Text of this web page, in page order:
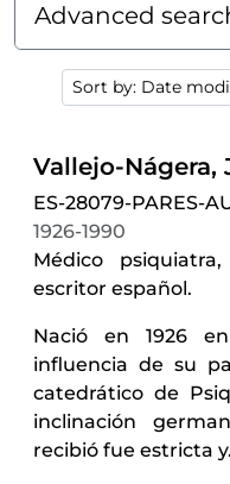
Advanced
Sort by: Date
ES-28079-PARES-
1926-1990
Médico
escritor español.
Nació en 1926
influencia de su
catedrático de
inclinación
recibió fue estricta y